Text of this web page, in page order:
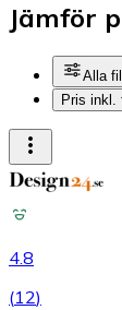
Jämför
Alla
Pris inkl.
4.8
(12)